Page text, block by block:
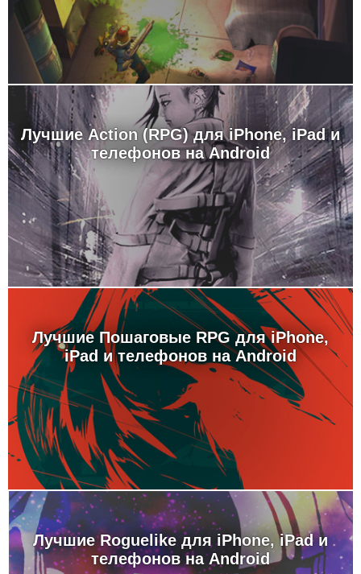
Лучшие Action (RPG) для iPhone, iPad и
телефонов на Android
Лучшие Пошаговые RPG для iPhone,
iPad и телефонов на Android
Лучшие Roguelike для iPhone, iPad и
телефонов на Android